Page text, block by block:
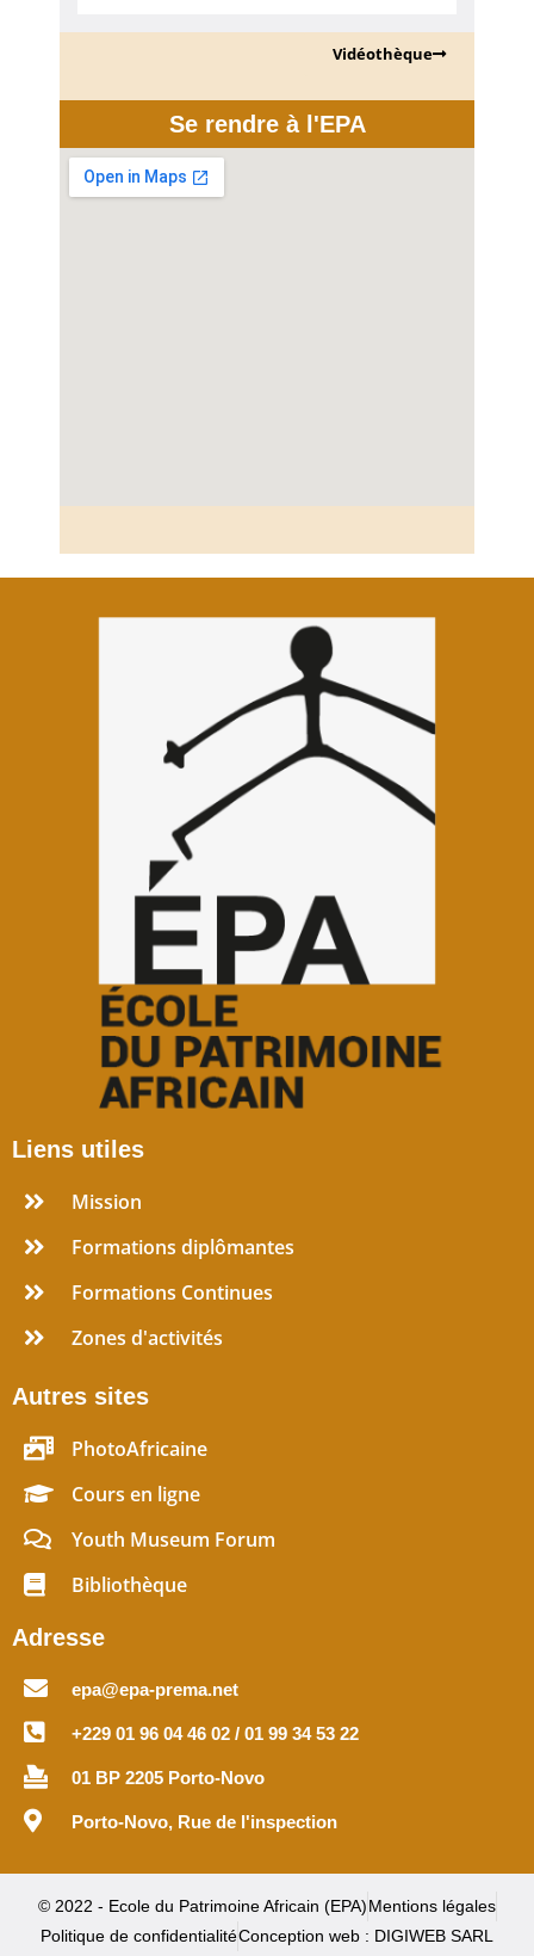
Vidéothèque
Se rendre à l'EPA
Liens utiles
Mission
Formations diplômantes
Formations Continues
Zones d'activités
Autres sites
PhotoAfricaine
Cours en ligne
Youth Museum Forum
Bibliothèque
Adresse
epa@epa-prema.net
+229 01 96 04 46 02 / 01 99 34 53 22
01 BP 2205 Porto-Novo
Porto-Novo, Rue de l'inspection
© 2022 - Ecole du Patrimoine Africain (EPA)Mentions légales
Politique de confidentialitéConception web : DIGIWEB SARL